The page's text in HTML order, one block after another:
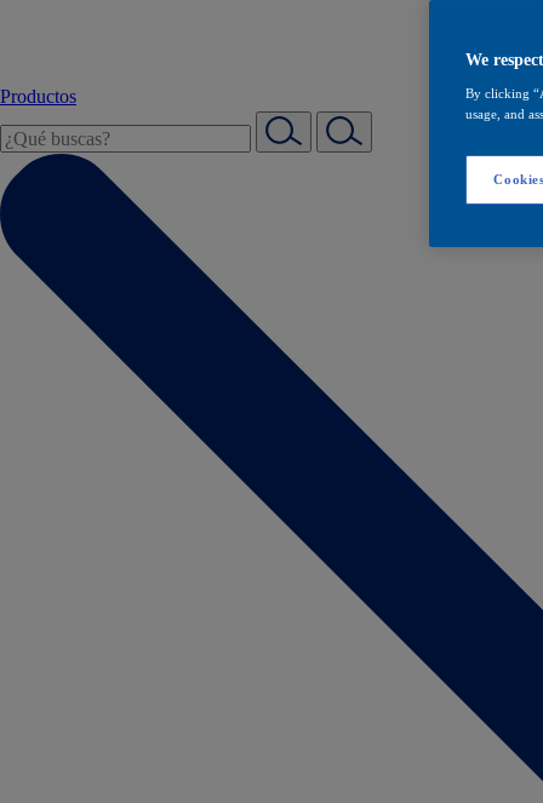
Productos
We
By clicking
usage, and